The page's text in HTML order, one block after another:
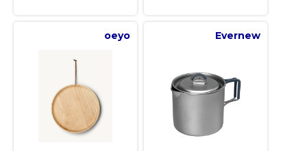
oeyo Evernew